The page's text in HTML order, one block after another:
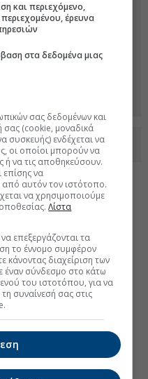
στο Discover
και περιεχόμενο,
έρευνα
στα δεδομένα μιας
σας δεδομένων και
(cookie, μοναδικά
συσκευής) ενδέχεται να
οι οποίοι μπορούν να
να τις αποθηκεύσουν.
επίσης να
αυτόν τον ιστότοπο.
να χρησιμοποιούμε
Λίστα
επεξεργάζονται τα
το έννομο συμφέρον
κάνοντας διαχείριση των
έναν σύνδεσμο στο κάτω
του ιστοτόπου, για να
τη συναίνεσή σας στις